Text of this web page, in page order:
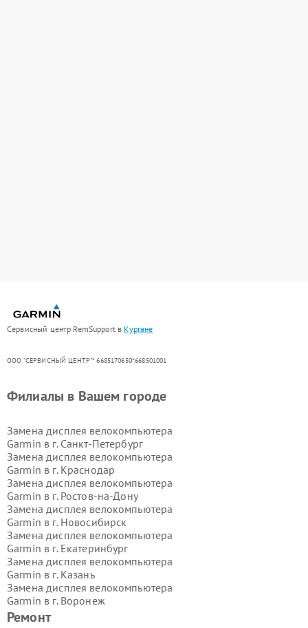
Сервисный центр RemSupport в Кургане
ООО "СЕРВИСНЫЙ ЦЕНТР"* 6685170650*668501001
Ремонт
Филиалы в Вашем городе
Замена дисплея велокомпьютера
Garmin в г. Санкт-Петербург
Замена дисплея велокомпьютера
Garmin в г. Краснодар
Замена дисплея велокомпьютера
Garmin в г. Ростов-на-Дону
Замена дисплея велокомпьютера
Garmin в г. Новосибирск
Замена дисплея велокомпьютера
Garmin в г. Екатеринбург
Замена дисплея велокомпьютера
Garmin в г. Казань
Замена дисплея велокомпьютера
Garmin в г. Воронеж
Замена дисплея велокомпьютера